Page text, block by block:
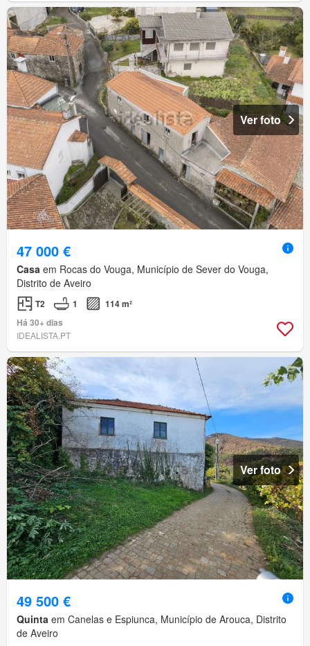
Ver foto
47 000 €
Casa em Rocas do Vouga, Município de Sever do Vouga,
Distrito de Aveiro
T2 1
114 m²
Há 30+ dias
IDEALISTA.PT
Ver foto
49 500 €
Quinta em Canelas e Espiunca, Município de Arouca, Distrito
de Aveiro